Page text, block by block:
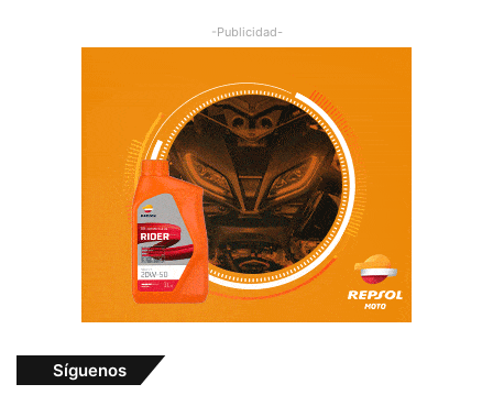
-Publicidad-
Síguenos